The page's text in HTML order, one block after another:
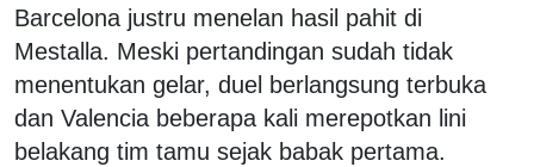
Barcelona justru menelan hasil pahit di
Mestalla. Meski pertandingan sudah tidak
menentukan gelar, duel berlangsung terbuka
dan Valencia beberapa kali merepotkan lini
belakang tim tamu sejak babak pertama.